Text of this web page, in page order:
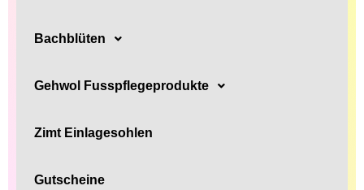
Bachblüten
Gehwol Fusspflegeprodukte
Zimt Einlagesohlen
Gutscheine